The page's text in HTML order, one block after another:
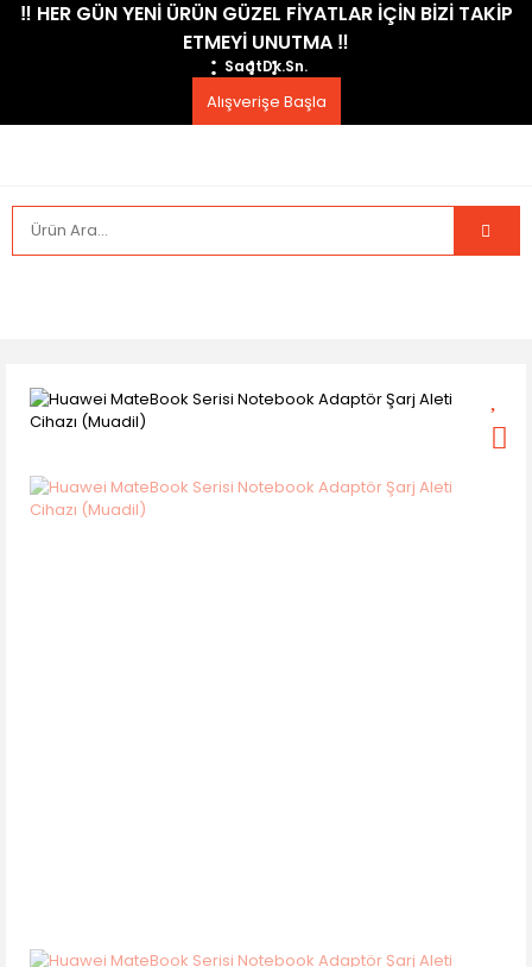
​‼️​ HER GÜN YENİ ÜRÜN GÜZEL FİYATLAR İÇİN BİZİ TAKİP
ETMEYİ UNUTMA ​‼️​
SaatDk.Sn.
Alışverişe Başla